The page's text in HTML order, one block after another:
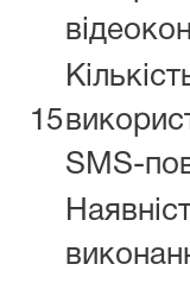
15
SMS-